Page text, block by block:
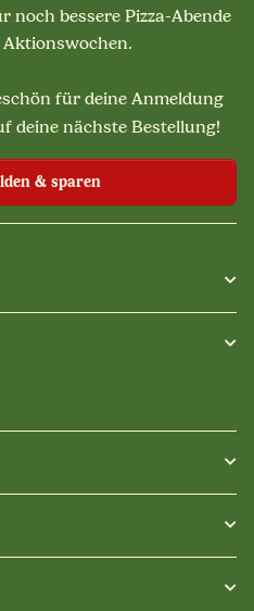
noch bessere Pizza-Abende
für deine Anmeldung
deine nächste Bestellung!
& sparen